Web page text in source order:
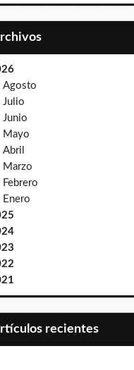
Archivos
Agosto
Julio
Junio
Mayo
Abril
Marzo
Febrero
Enero
Artículos recientes